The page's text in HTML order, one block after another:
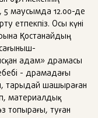
5 маусымда 12.00-де
етпекпіз. Осы күні
Қостанайдың
адам» драмасы
- драмадағы
тарыдай шашыраған
материалдық
топырағы, туған